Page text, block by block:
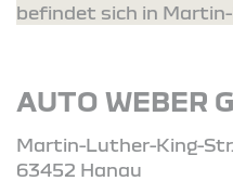
befindet sich in
AUTO WEBER
Martin-Luther-King-
63452 Hanau